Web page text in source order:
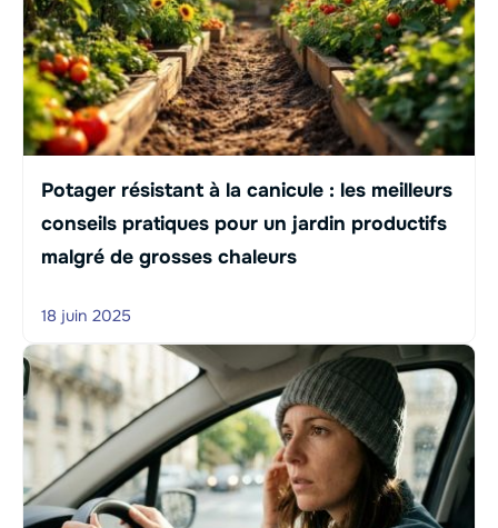
Potager résistant à la canicule : les meilleurs
conseils pratiques pour un jardin productifs
malgré de grosses chaleurs
18 juin 2025